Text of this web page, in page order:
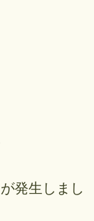
発生しまし